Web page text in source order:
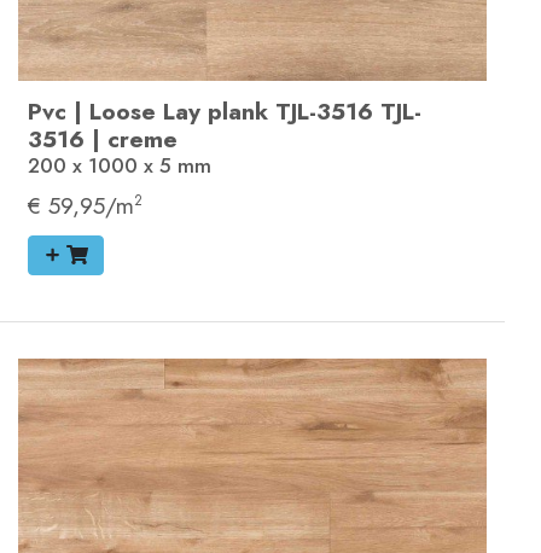
Pvc | Loose Lay plank TJL-3516 TJL-
3516 | creme
200 x 1000 x 5 mm
€ 59,95/m2